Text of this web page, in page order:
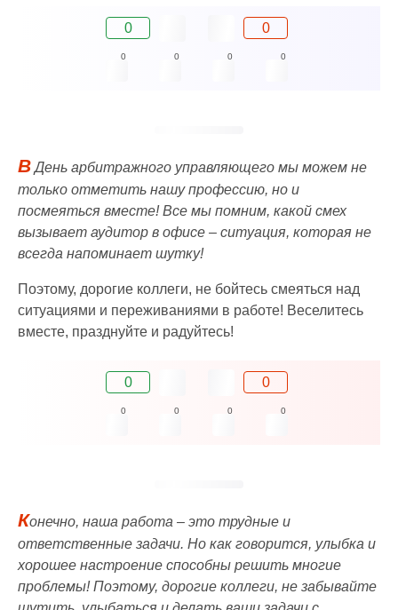
0 0
0 0 0 0
ВДень арбитражного управляющего мы можем не
только отметить нашу профессию, но и
посмеяться вместе! Все мы помним, какой смех
вызывает аудитор в офисе – ситуация, которая не
всегда напоминает шутку!
Поэтому, дорогие коллеги, не бойтесь смеяться над
ситуациями и переживаниями в работе! Веселитесь
вместе, празднуйте и радуйтесь!
0 0
0 0 0 0
Конечно, наша работа – это трудные и
ответственные задачи. Но как говорится, улыбка и
хорошее настроение способны решить многие
проблемы! Поэтому, дорогие коллеги, не забывайте